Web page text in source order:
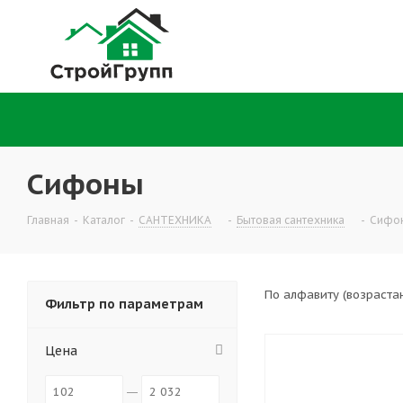
Сифоны
Главная - Каталог - САНТЕХНИКА - Бытовая сантехника -
По алфавиту
Фильтр по параметрам
Цена